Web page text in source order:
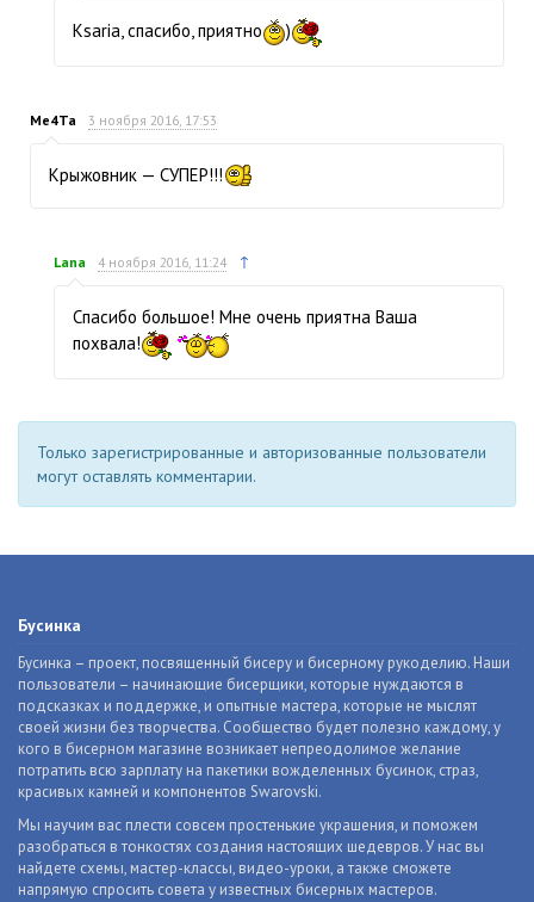
Ksaria, спасибо, приятно )
Me4Ta 3 ноября 2016, 17:53
Крыжовник — СУПЕР!!!
Lana 4 ноября 2016, 11:24 ↑
Спасибо большое! Мне очень приятна Ваша
похвала!
Только зарегистрированные и авторизованные пользователи
могут оставлять комментарии.
Бусинка
Бусинка – проект, посвященный бисеру и бисерному рукоделию. Наши
пользователи – начинающие бисерщики, которые нуждаются в
подсказках и поддержке, и опытные мастера, которые не мыслят
своей жизни без творчества. Сообщество будет полезно каждому, у
кого в бисерном магазине возникает непреодолимое желание
потратить всю зарплату на пакетики вожделенных бусинок, страз,
красивых камней и компонентов Swarovski.
Мы научим вас плести совсем простенькие украшения, и поможем
разобраться в тонкостях создания настоящих шедевров. У нас вы
найдете схемы, мастер-классы, видео-уроки, а также сможете
напрямую спросить совета у известных бисерных мастеров.